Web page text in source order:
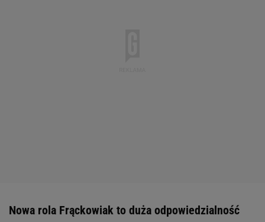
Nowa rola Frąckowiak to duża odpowiedzialność